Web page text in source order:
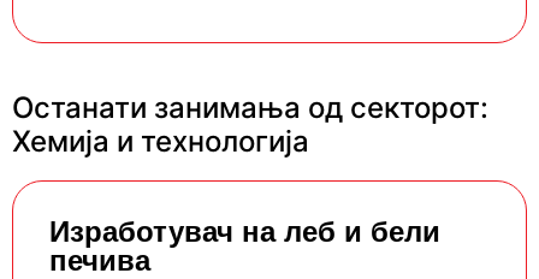
Останати занимања од секторот:
Хемија и технологија
Изработувач на леб и бели
печива